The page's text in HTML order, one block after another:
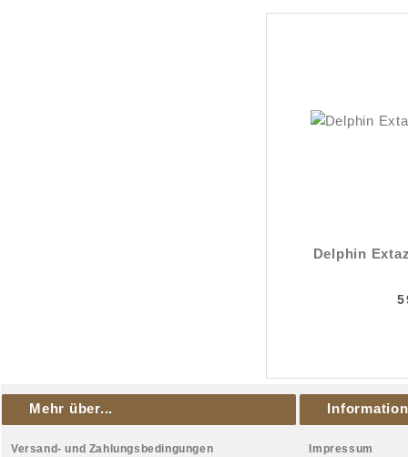
Delphin
Mehr über...
Versand- und Zahlungsbedingungen Impressum